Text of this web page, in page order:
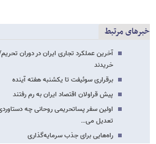
خبرهای مرتبط
آخرین عملکرد تجاری ایران در دوران
خریدند
برقراری سوئیفت تا یکشنبه هفته آینده
پیش قراولان اقتصاد ایران به رم رفتند
اولین سفر پساتحریمی روحانی چه
تعدیل می…
راه‌هایی برای جذب سرمایه‌گذاری